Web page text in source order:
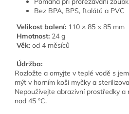
Bez BPA, BPS, ftalátů a PVC
Velikost balení: 110 × 85 × 85 mm
Hmotnost: 24 g
Věk: od 4 měsíců
Údržba:
Rozložte a omyjte v teplé vodě s
mýt v horním koši myčky a
Nepoužívejte abrazivní prostředky
nad 45 °C.